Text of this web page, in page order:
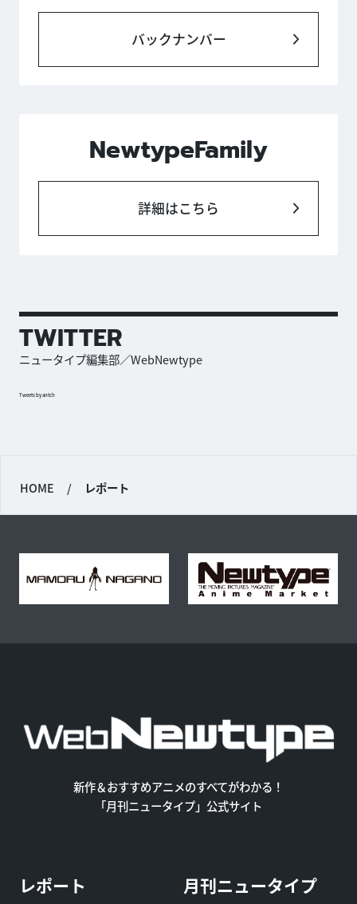
バックナンバー
NewtypeFamily
詳細はこちら
TWITTER
ニュータイプ編集部／WebNewtype
Tweets by antch
HOME / レポート
新作＆おすすめアニメのすべてがわかる！
「月刊ニュータイプ」公式サイト
レポート
月刊ニュータイプ